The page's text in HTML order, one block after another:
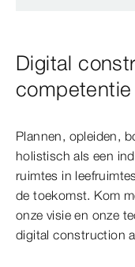
Digital
competentie
Plannen, opleiden,
holistisch als een
ruimtes in
de toekomst. Kom
onze visie en onze
digital construction